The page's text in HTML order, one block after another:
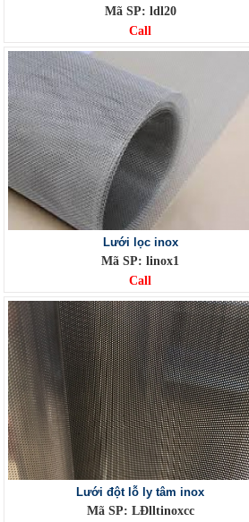
Mã SP: ldl20
Call
Lưới lọc inox
Mã SP: linox1
Call
Lưới đột lỗ ly tâm inox
Mã SP: LĐlltinoxcc